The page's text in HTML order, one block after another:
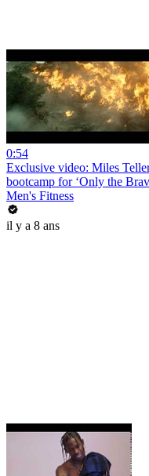
0:54
Exclusive video: Miles
bootcamp for ‘Only the
Men's Fitness
il y a 8 ans